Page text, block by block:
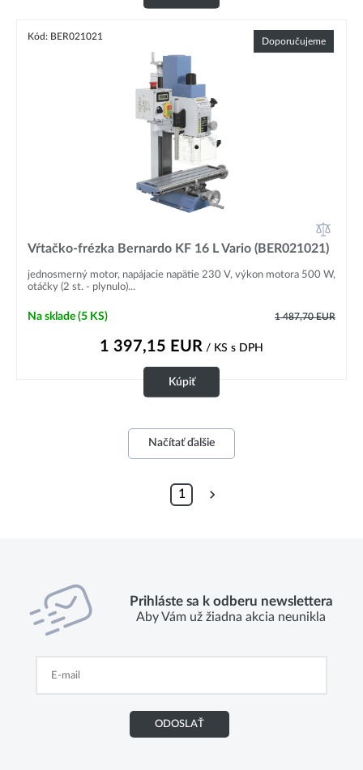
Kód: BER021021 Doporučujeme
Vŕtačko-frézka Bernardo KF 16 L Vario (BER021021)
jednosmerný motor, napájacie napätie 230 V, výkon motora 500 W,
otáčky (2 st. - plynulo)...
Na sklade (5 KS) 1 487,70EUR
1 397,15 EUR / KS s DPH
Kúpiť
Načítať ďalšie
1
Prihláste sa k odberu newslettera
Aby Vám už žiadna akcia neunikla
ODOSLAŤ